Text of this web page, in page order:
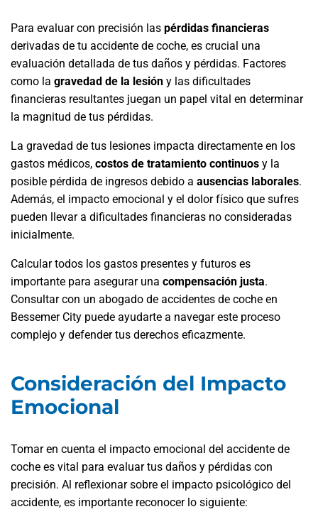
Para evaluar con precisión las pérdidas financieras
derivadas de tu accidente de coche, es crucial una
evaluación detallada de tus daños y pérdidas. Factores
como la gravedad de la lesión y las dificultades
financieras resultantes juegan un papel vital en determinar
la magnitud de tus pérdidas.
La gravedad de tus lesiones impacta directamente en los
gastos médicos, costos de tratamiento continuos y la
posible pérdida de ingresos debido a ausencias laborales.
Además, el impacto emocional y el dolor físico que sufres
pueden llevar a dificultades financieras no consideradas
inicialmente.
Calcular todos los gastos presentes y futuros es
importante para asegurar una compensación justa.
Consultar con un abogado de accidentes de coche en
Bessemer City puede ayudarte a navegar este proceso
complejo y defender tus derechos eficazmente.
Consideración del Impacto
Emocional
Tomar en cuenta el impacto emocional del accidente de
coche es vital para evaluar tus daños y pérdidas con
precisión. Al reflexionar sobre el impacto psicológico del
accidente, es importante reconocer lo siguiente: